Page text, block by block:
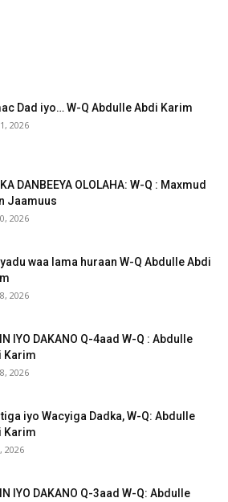
Dad iyo… W-Q Abdulle Abdi Karim
2026
DANBEEYA OLOLAHA: W-Q : Maxmud
Jaamuus
2026
waa lama huraan W-Q Abdulle Abdi
2026
IYO DAKANO Q-4aad W-Q : Abdulle
Karim
2026
iyo Wacyiga Dadka, W-Q: Abdulle
Karim
2026
IYO DAKANO Q-3aad W-Q: Abdulle